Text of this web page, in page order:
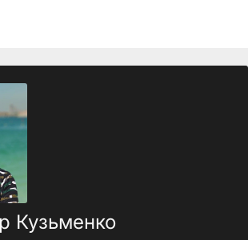
Кузьменко